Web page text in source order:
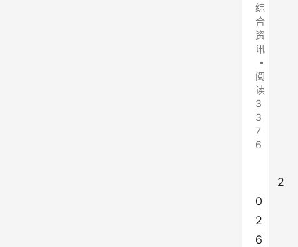
综
合
资
讯
•
阅
读
3
3
7
6
2
0
2
6